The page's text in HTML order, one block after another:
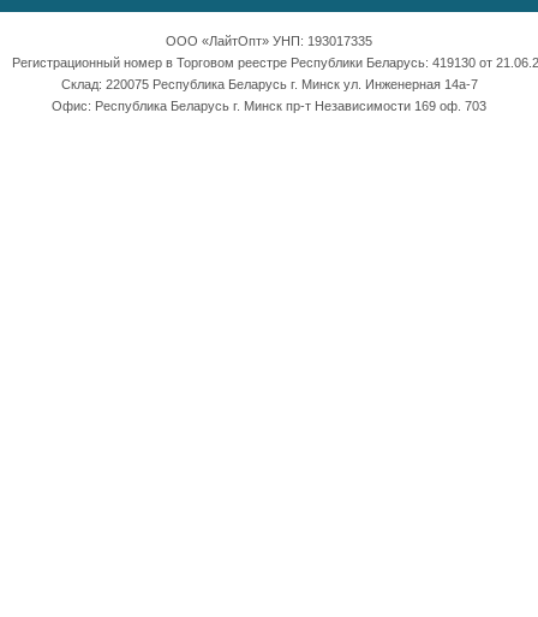
ООО «ЛайтОпт» УНП: 193017335
Регистрационный номер в Торговом реестре Республики Беларусь: 419130 от
Склад: 220075 Республика Беларусь г. Минск ул. Инженерная 14а-7
Офис: Республика Беларусь г. Минск пр-т Независимости 169 оф. 703